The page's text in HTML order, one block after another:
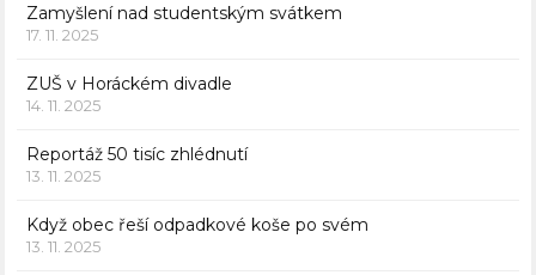
Zamyšlení nad studentským svátkem
17. 11. 2025
ZUŠ v Horáckém divadle
14. 11. 2025
Reportáž 50 tisíc zhlédnutí
13. 11. 2025
Když obec řeší odpadkové koše po svém
13. 11. 2025